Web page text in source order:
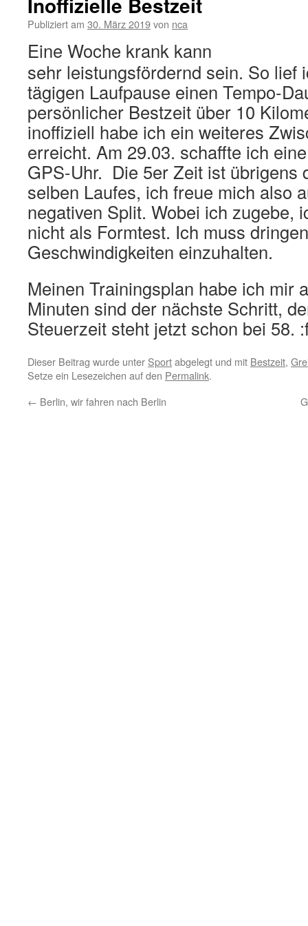
Publiziert am 30. März 2019von nca
Eine Woche krank kann
sehr leistungsfördernd sein. So lief
tägigen Laufpause einen Tempo-
persönlicher Bestzeit über 10
inoffiziell habe ich ein weiteres
erreicht. Am 29.03. schaffte ich
GPS-Uhr. Die 5er Zeit ist übrigens
selben Laufes, ich freue mich also
negativen Split. Wobei ich zugebe,
nicht als Formtest. Ich muss
Geschwindigkeiten einzuhalten.
Meinen Trainingsplan habe ich mir
Minuten sind der nächste Schritt,
Steuerzeit steht jetzt schon bei 58.
Dieser Beitrag wurde unter Sportabgelegt und mit Bestzeit,
Setze ein Lesezeichen auf den Permalink.
← Berlin, wir fahren nach Berlin